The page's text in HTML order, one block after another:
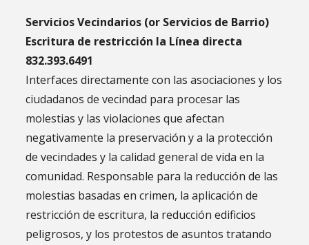
Servicios Vecindarios (or Servicios de Barrio)
Escritura de restricción la Línea directa
832.393.6491
Interfaces directamente con las asociaciones y los
ciudadanos de vecindad para procesar las
molestias y las violaciones que afectan
negativamente la preservación y a la protección
de vecindades y la calidad general de vida en la
comunidad. Responsable para la reducción de las
molestias basadas en crimen, la aplicación de
restricción de escritura, la reducción edificios
peligrosos, y los protestos de asuntos tratando